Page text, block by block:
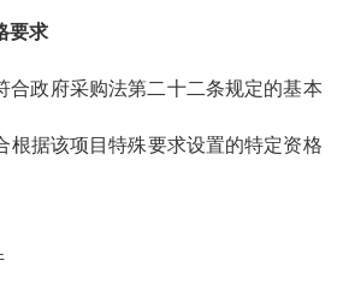
要求
合政府采购法第二十二条规定的基本
根据该项目特殊要求设置的特定资格